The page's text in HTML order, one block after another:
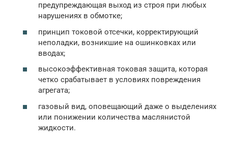
предупреждающая выход из строя при любых
нарушениях в обмотке;
принцип токовой отсечки, корректирующий
неполадки, возникшие на ошинковках или
вводах;
высокоэффективная токовая защита, которая
четко срабатывает в условиях повреждения
агрегата;
газовый вид, оповещающий даже о выделениях
или понижении количества маслянистой
жидкости.